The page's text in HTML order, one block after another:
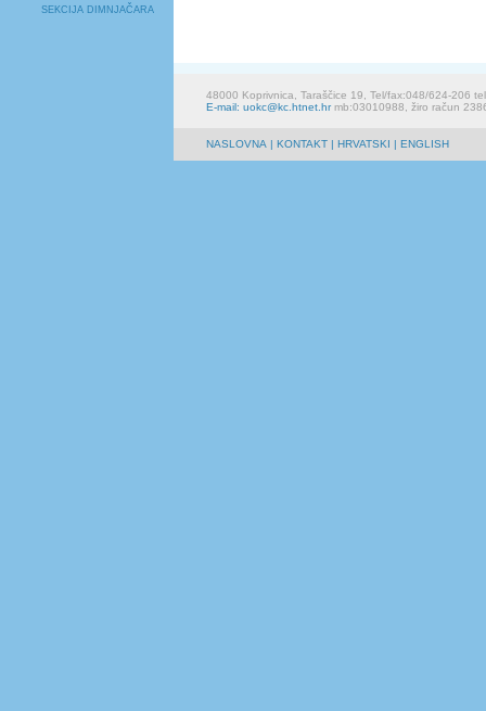
SEKCIJA DIMNJAČARA
48000 Koprivnica, Taraščice 19, Tel/fax:048/624-206
E-mail: uokc@kc.htnet.hrmb:03010988, žiro račun
NASLOVNA | KONTAKT | HRVATSKI | ENGLISH